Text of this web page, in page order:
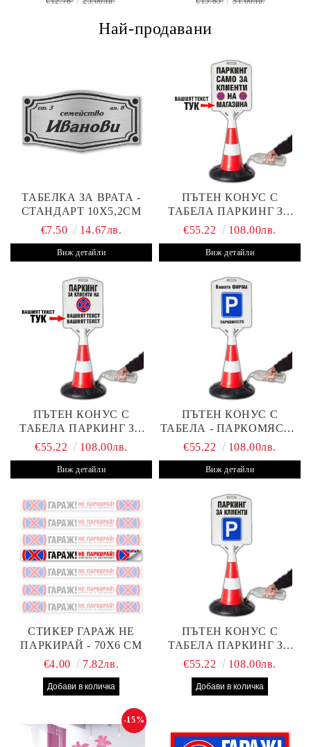
Най-продавани
ТАБЕЛКА ЗА ВРАТА -
СТАНДАРТ 10Х5,2СМ
€7.50
14.67лв.
Виж детайли
ПЪТЕН КОНУС С
ТАБЕЛА ПАРКИНГ ЗА
КЛИЕНТИ
€55.22 108.00лв.
Виж детайли
ПЪТЕН КОНУС С
ТАБЕЛА ПАРКИНГ ЗА
КЛИЕНТИ С ВАШ ТЕКСТ
€55.22 108.00лв.
Виж детайли
ПЪТЕН КОНУС С
ТАБЕЛА - ПАРКОМЯСТО
(С ВАШАТА ФИРМА)
€55.22 108.00лв.
Виж детайли
СТИКЕР ГАРАЖ НЕ
ПАРКИРАЙ - 70Х6 СМ
€4.00
7.82лв.
ПЪТЕН КОНУС С
ТАБЕЛА ПАРКИНГ ЗА
КЛИЕНТИ
€55.22 108.00лв.
-15%